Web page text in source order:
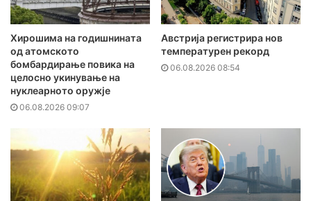
Хирошима на годишнината
од атомското
бомбардирање повика на
целосно укинување на
нуклеарното оружје
06.08.2026 09:07
Австрија регистрира нов
температурен рекорд
06.08.2026 08:54